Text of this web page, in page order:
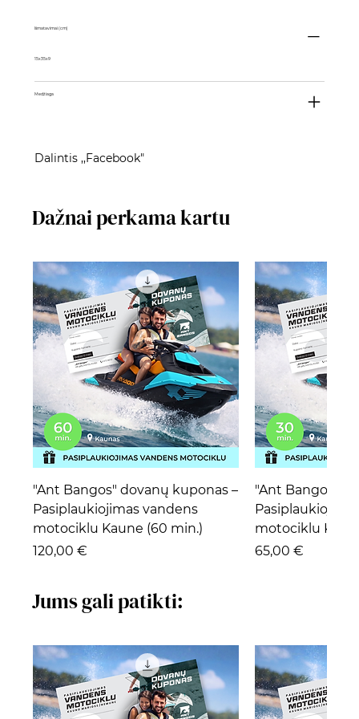
Išmatavimai (cm)
15x35x9
Medžiaga
Dalintis ,,Facebook"
Dažnai perkama kartu
"Ant Bangos" dovanų kuponas –
Pasiplaukiojimas vandens
motociklu Kaune (60 min.)
Kaina
120,00 €
"Ant Bangos"
motociklu
Kaina
65,00 €
Jums gali patikti: